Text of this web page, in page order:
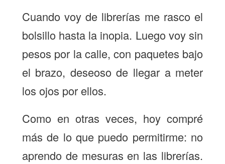
Cuando voy de librerías me rasco el
bolsillo hasta la inopia. Luego voy sin
pesos por la calle, con paquetes bajo
el brazo, deseoso de llegar a meter
los ojos por ellos.
Como en otras veces, hoy compré
más de lo que puedo permitirme: no
aprendo de mesuras en las librerías.